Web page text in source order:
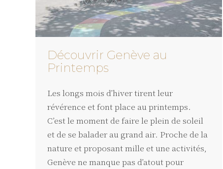
Découvrir Genève au
Printemps
Les longs mois d’hiver tirent leur
révérence et font place au printemps.
C’est le moment de faire le plein de soleil
et de se balader au grand air. Proche de la
nature et proposant mille et une activités,
Genève ne manque pas d’atout pour